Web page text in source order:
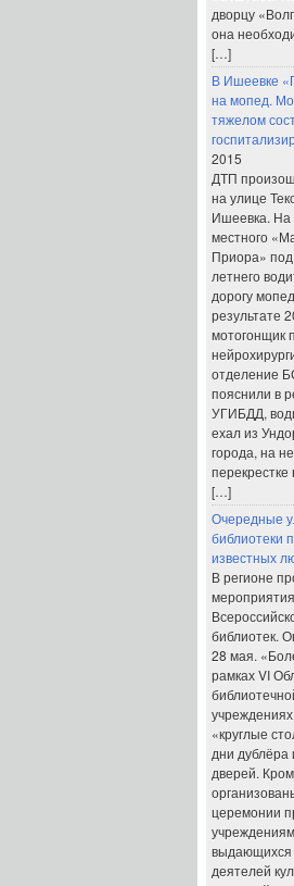
дворцу
она
[…]
В Ишеевке
на мопед.
тяжелом
2015
ДТП
на улице
Ишеевка. На
местного
Приора»
летнего
дорогу
результате
мотогонщик
отделение
пояснили в
УГИБДД,
ехал из
города, на
перекрестке
[…]
Очередные
библиотеки
известных
В регионе
библиотек.
28 мая.
рамках VI
«круглые
дни дублёра
дверей.
церемонии
выдающихся
деятелей